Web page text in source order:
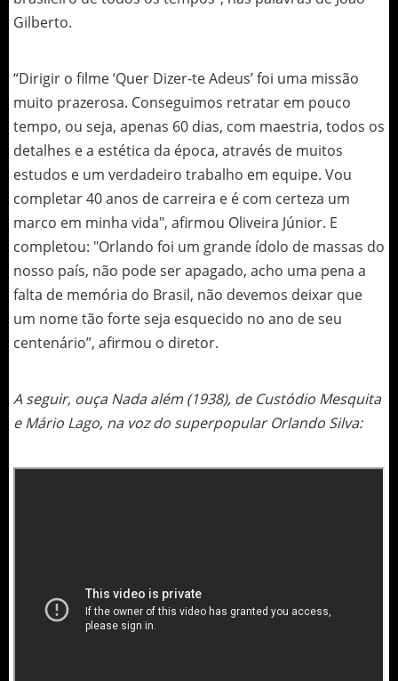
Gilberto.
“Dirigir o filme ‘Quer Dizer-te Adeus’ foi uma missão
muito prazerosa. Conseguimos retratar em pouco
tempo, ou seja, apenas 60 dias, com maestria, todos os
detalhes e a estética da época, através de muitos
estudos e um verdadeiro trabalho em equipe. Vou
completar 40 anos de carreira e é com certeza um
marco em minha vida", afirmou Oliveira Júnior. E
completou: "Orlando foi um grande ídolo de massas do
nosso país, não pode ser apagado, acho uma pena a
falta de memória do Brasil, não devemos deixar que
um nome tão forte seja esquecido no ano de seu
centenário”, afirmou o diretor.
A seguir, ouça Nada além (1938), de Custódio Mesquita
e Mário Lago, na voz do superpopular Orlando Silva: